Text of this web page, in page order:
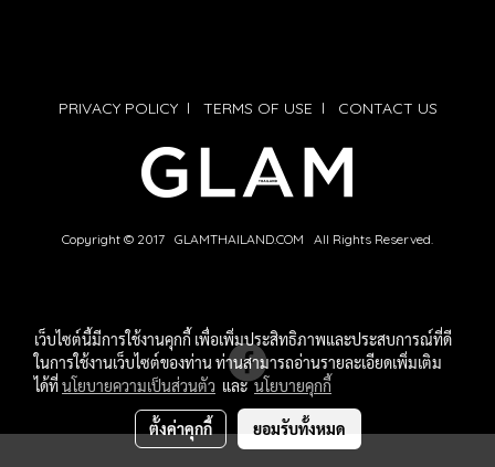
PRIVACY POLICYl TERMS OF USE l CONTACT US
Copyright © 2017 GLAMTHAILAND.COM All Rights Reserved.
เว็บไซต์นี้มีการใช้งานคุกกี้ เพื่อเพิ่มประสิทธิภาพและประสบการณ์ที่ดี
ในการใช้งานเว็บไซต์ของท่าน ท่านสามารถอ่านรายละเอียดเพิ่มเติม
ได้ที่นโยบายความเป็นส่วนตัว และนโยบายคุกกี้
ตั้งค่าคุกกี้ ยอมรับทั้งหมด